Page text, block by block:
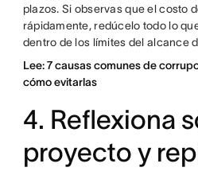
plazos. Si observas que el costo
rápidamente, redúcelo todo lo
dentro de los límites del alcance
Lee: 7 causas comunes de
cómo evitarlas
4. Reflexiona
proyecto y